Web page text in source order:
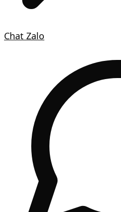
Chat Zalo